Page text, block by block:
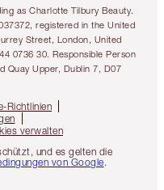
as Charlotte Tilbury Beauty.
registered in the United
Street, London, United
0736 30. Responsible Person
Quay Upper, Dublin 7, D07
Richtlinien
verwalten
und es gelten die
von Google.